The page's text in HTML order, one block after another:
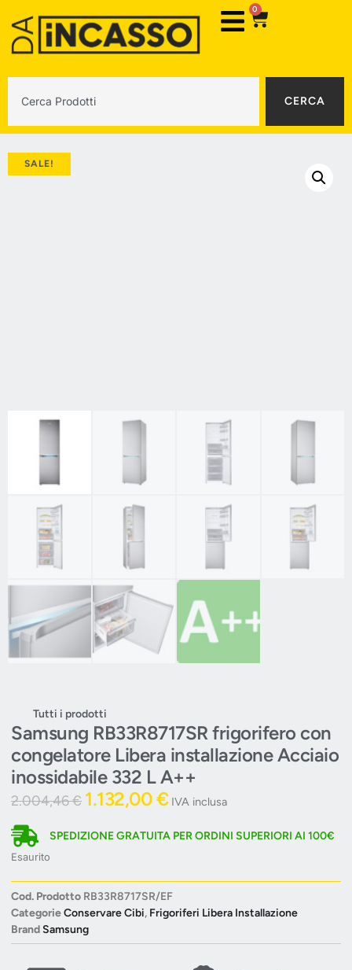
0
CERCA
SALE!
Tutti i prodotti
Samsung RB33R8717SR frigorifero con
congelatore Libera installazione Acciaio
inossidabile 332 L A++
2.004,46€ 1.132,00€ IVA inclusa
SPEDIZIONE GRATUITA PER ORDINI SUPERIORI AI 100€
Esaurito
Cod. Prodotto RB33R8717SR/EF
CategorieConservare Cibi, Frigoriferi Libera Installazione
BrandSamsung